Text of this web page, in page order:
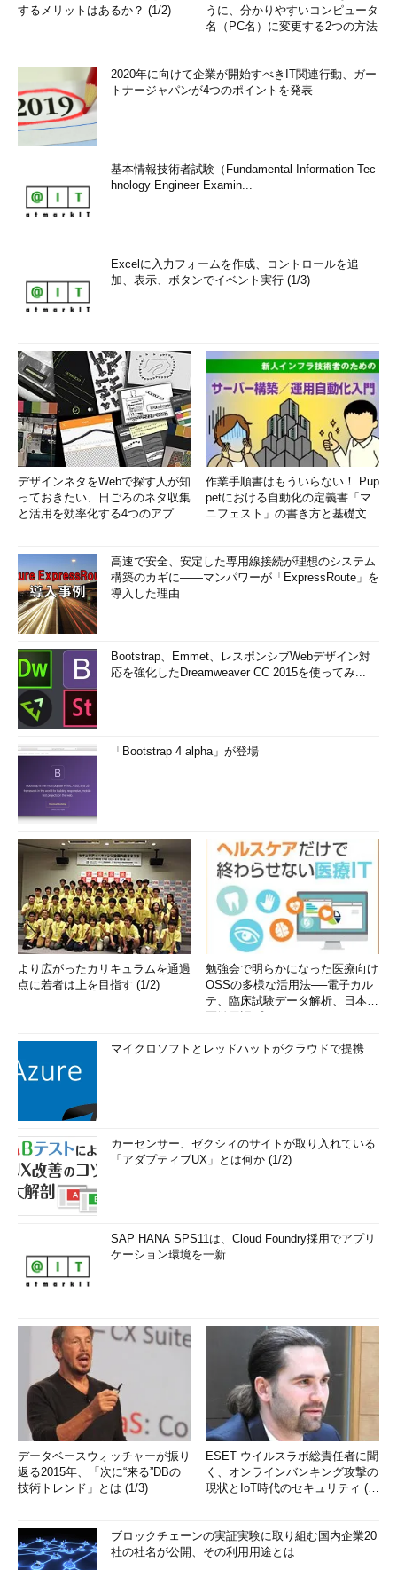
するメリットはあるか？ (1/2)
うに、分かりやすいコンピュータ
名（PC名）に変更する2つの方法
2020年に向けて企業が開始すべきIT関連行動、ガー
トナージャパンが4つのポイントを発表
基本情報技術者試験（Fundamental Information Tec
hnology Engineer Examin...
Excelに入力フォームを作成、コントロールを追
加、表示、ボタンでイベント実行 (1/3)
デザインネタをWebで探す人が知
っておきたい、日ごろのネタ収集
と活用を効率化する4つのアプリ
作業手順書はもういらない！ Pup
petにおける自動化の定義書「マ
ニフェスト」の書き方と基礎文法
高速で安全、安定した専用線接続が理想のシステム
構築のカギに――マンパワーが「ExpressRoute」を
導入した理由
Bootstrap、Emmet、レスポンシブWebデザイン対
応を強化したDreamweaver CC 2015を使ってみ...
「Bootstrap 4 alpha」が登場
より広がったカリキュラムを通過
点に若者は上を目指す (1/2)
勉強会で明らかになった医療向け
OSSの多様な活用法──電子カル
テ、臨床試験データ解析、日本語
マイクロソフトとレッドハットがクラウドで提携
カーセンサー、ゼクシィのサイトが取り入れている
「アダプティブUX」とは何か (1/2)
SAP HANA SPS11は、Cloud Foundry採用でアプリ
ケーション環境を一新
データベースウォッチャーが振り
返る2015年、「次に“来る”DBの
技術トレンド」とは (1/3)
ESET ウイルスラボ総責任者に聞
く、オンラインバンキング攻撃の
現状とIoT時代のセキュリティ (1/
ブロックチェーンの実証実験に取り組む国内企業20
社の社名が公開、その利用用途とは